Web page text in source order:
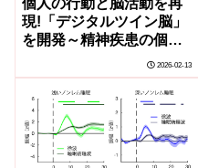
現!「デジタルツイン脳」
を開発～精神疾患の個別
治療シミュレーションの
実現～
2026-02-13